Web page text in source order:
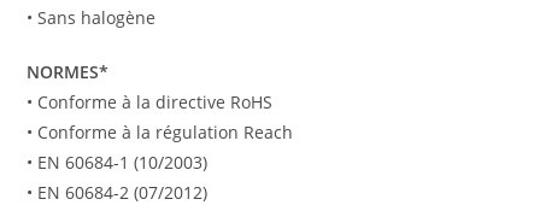
• Sans halogène
NORMES*
• Conforme à la directive RoHS
• Conforme à la régulation Reach
• EN 60684-1 (10/2003)
• EN 60684-2 (07/2012)